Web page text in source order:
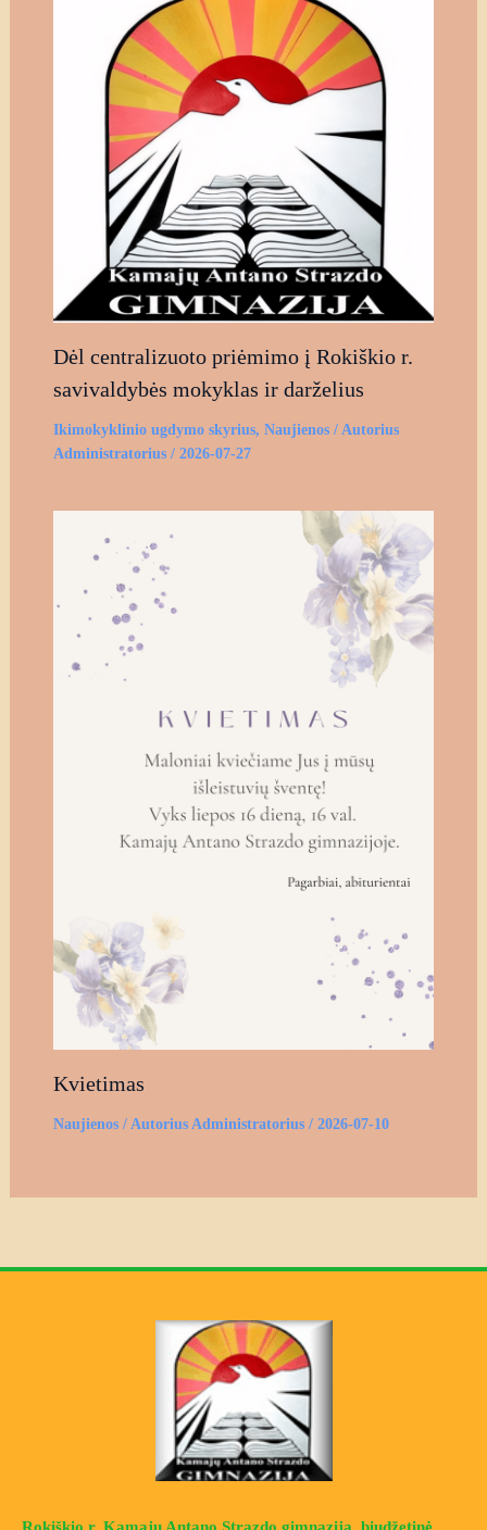
Dėl centralizuoto priėmimo į Rokiškio r.
savivaldybės mokyklas ir darželius
Ikimokyklinio ugdymo skyrius, Naujienos/ Autorius
Administratorius / 2026-07-27
Kvietimas
Naujienos/ Autorius Administratorius / 2026-07-10